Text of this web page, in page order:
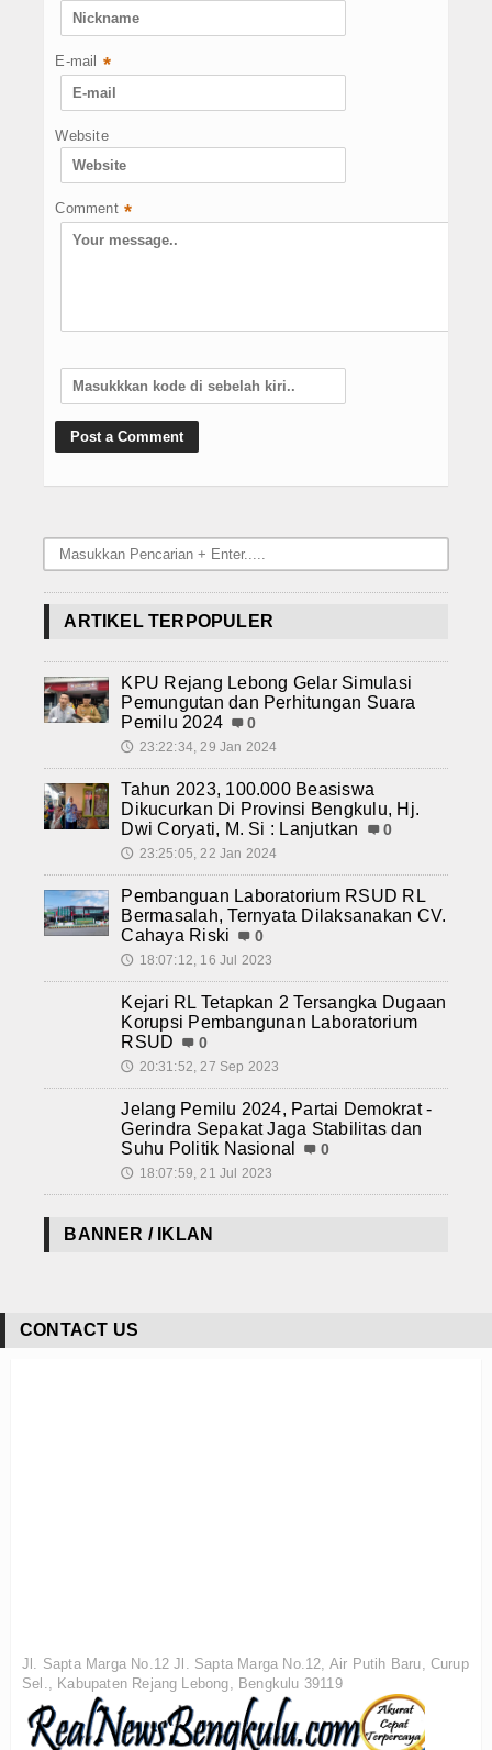
E-mail *
Website
Comment *
ARTIKEL TERPOPULER
KPU Rejang Lebong Gelar Simulasi
Pemungutan dan Perhitungan Suara
Pemilu 2024
0
🕔 23:22:34, 29 Jan 2024
Tahun 2023, 100.000 Beasiswa
Dikucurkan Di Provinsi Bengkulu, Hj.
Dwi Coryati, M. Si : Lanjutkan
0
🕔 23:25:05, 22 Jan 2024
Pembanguan Laboratorium RSUD RL
Bermasalah, Ternyata Dilaksanakan CV.
Cahaya Riski
0
🕔 18:07:12, 16 Jul 2023
Kejari RL Tetapkan 2 Tersangka Dugaan
Korupsi Pembangunan Laboratorium
RSUD
0
🕔 20:31:52, 27 Sep 2023
Jelang Pemilu 2024, Partai Demokrat -
Gerindra Sepakat Jaga Stabilitas dan
Suhu Politik Nasional
0
🕔 18:07:59, 21 Jul 2023
BANNER / IKLAN
CONTACT US
Jl. Sapta Marga No.12 Jl. Sapta Marga No.12, Air Putih Baru, Curup
Sel., Kabupaten Rejang Lebong, Bengkulu 39119